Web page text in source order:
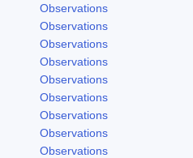
Observations
Observations
Observations
Observations
Observations
Observations
Observations
Observations
Observations